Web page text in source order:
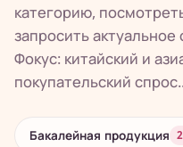
категорию,
запросить
Фокус: китайский и
покупательский
Бакалейная продукция